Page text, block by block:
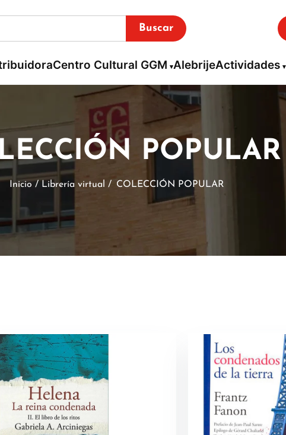
Buscar
Centro Cultural GGM AlebrijeActividades
POPULAR
Inicio / Librería virtual / COLECCIÓN POPULAR